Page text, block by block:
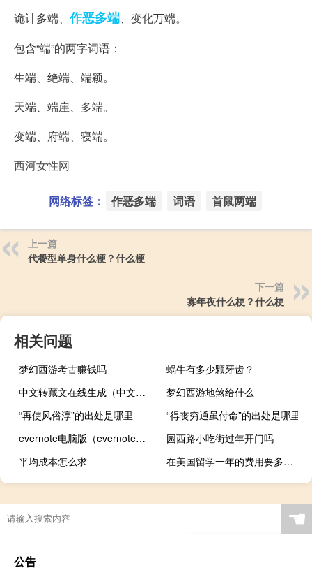
诡计多端、作恶多端、变化万端。
包含“端”的两字词语：
生端、绝端、端颖。
天端、端崖、多端。
变端、府端、寝端。
西河女性网
网络标签： 作恶多端 词语 首鼠两端
上一篇
代餐型单身什么梗？什么梗
下一篇
寡年夜什么梗？什么梗
相关问题
梦幻西游考古赚钱吗
蜗牛有多少颗牙齿？
中文转藏文在线生成（中文转藏文）
梦幻西游地煞给什么
“再使风俗淳”的出处是哪里
“得丧穷通虽付命”的出处是哪里
evernote电脑版（evernote程序）
园西路小吃街过年开门吗
平均成本怎么求
在美国留学一年的费用要多少人民币
☚
公告